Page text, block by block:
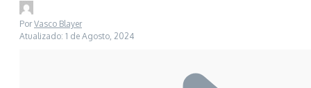
PorVasco Blayer
Atualizado: 1 de Agosto, 2024